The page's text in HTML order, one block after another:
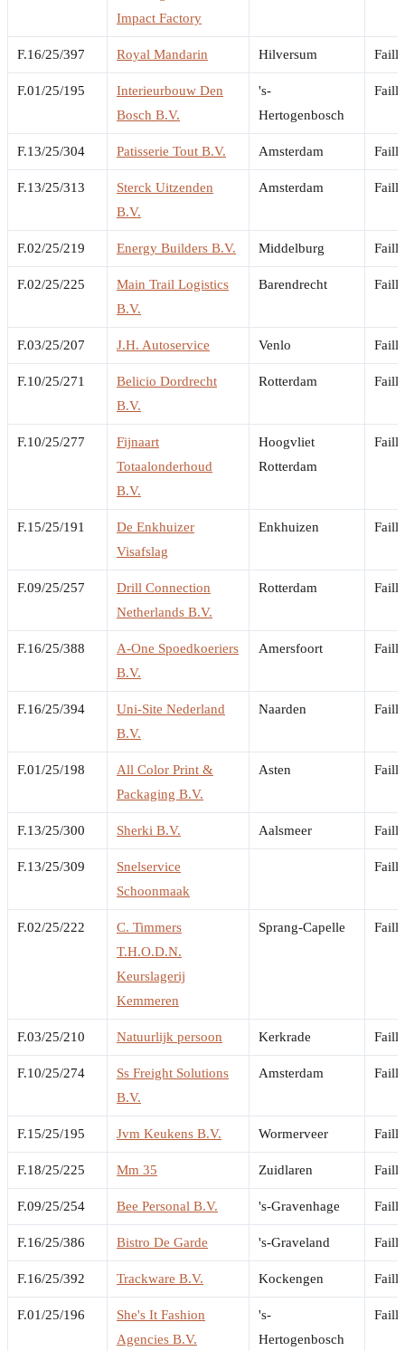
Impact Factory
F.16/25/397 Royal Mandarin Hilversum
F.01/25/195
Interieurbouw Den
Bosch B.V.
's-
Hertogenbosch
F.13/25/304 Patisserie Tout B.V. Amsterdam
F.13/25/313
Sterck Uitzenden
B.V.
Amsterdam
F.02/25/219 Energy Builders B.V. Middelburg
F.02/25/225
Main Trail Logistics
B.V.
Barendrecht
F.03/25/207 J.H. Autoservice Venlo
F.10/25/271
Belicio Dordrecht
B.V.
Rotterdam
F.10/25/277
Fijnaart
Totaalonderhoud
B.V.
Hoogvliet
Rotterdam
F.15/25/191
De Enkhuizer
Visafslag
Enkhuizen
F.09/25/257
Drill Connection
Netherlands B.V.
Rotterdam
F.16/25/388
A-One Spoedkoeriers
B.V.
Amersfoort
F.16/25/394
Uni-Site Nederland
B.V.
Naarden
F.01/25/198
All Color Print &
Packaging B.V.
Asten
F.13/25/300 Sherki B.V. Aalsmeer
F.13/25/309
Snelservice
Schoonmaak
F.02/25/222
C. Timmers
T.H.O.D.N.
Keurslagerij
Kemmeren
Sprang-Capelle
F.03/25/210 Natuurlijk persoon Kerkrade
F.10/25/274
Ss Freight Solutions
B.V.
Amsterdam
F.15/25/195 Jvm Keukens B.V. Wormerveer
F.18/25/225 Mm 35 Zuidlaren
F.09/25/254 Bee Personal B.V. 's-Gravenhage
F.16/25/386 Bistro De Garde 's-Graveland
F.16/25/392 Trackware B.V. Kockengen
F.01/25/196
She's It Fashion
Agencies B.V.
's-
Hertogenbosch